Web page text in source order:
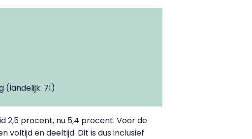
71)
2,5 procent, nu 5,4 procent. Voor de
voltijd en deeltijd. Dit is dus inclusief